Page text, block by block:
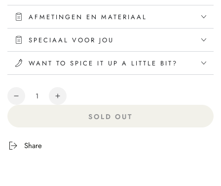
AFMETINGEN EN MATERIAAL
SPECIAAL VOOR JOU
WANT TO SPICE IT UP A LITTLE BIT?
Hoeveelheid
SOLD OUT
Share